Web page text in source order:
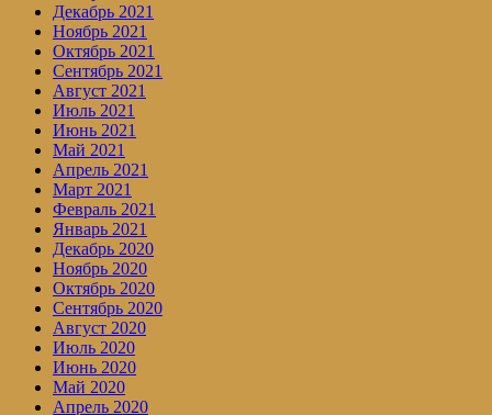
Декабрь 2021
Ноябрь 2021
Октябрь 2021
Сентябрь 2021
Август 2021
Июль 2021
Июнь 2021
Май 2021
Апрель 2021
Март 2021
Февраль 2021
Январь 2021
Декабрь 2020
Ноябрь 2020
Октябрь 2020
Сентябрь 2020
Август 2020
Июль 2020
Июнь 2020
Май 2020
Апрель 2020